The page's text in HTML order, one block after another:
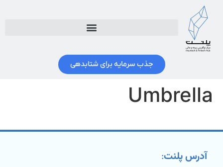
جذب سرمایه برای شتابدهی
Umbrella
آدرس پلنت: